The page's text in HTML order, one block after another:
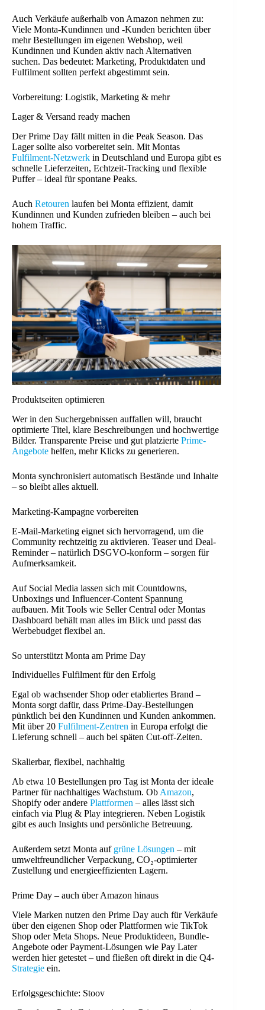
Auch Verkäufe außerhalb von Amazon nehmen zu:
Viele Monta-Kundinnen und -Kunden berichten über
mehr Bestellungen im eigenen Webshop, weil
Kundinnen und Kunden aktiv nach Alternativen
suchen. Das bedeutet: Marketing, Produktdaten und
Fulfilment sollten perfekt abgestimmt sein.
Vorbereitung: Logistik, Marketing & mehr
Lager & Versand ready machen
Der Prime Day fällt mitten in die Peak Season. Das
Lager sollte also vorbereitet sein. Mit Montas
Fulfilment-Netzwerk in Deutschland und Europa gibt es
schnelle Lieferzeiten, Echtzeit-Tracking und flexible
Puffer – ideal für spontane Peaks.
Auch Retouren laufen bei Monta effizient, damit
Kundinnen und Kunden zufrieden bleiben – auch bei
hohem Traffic.
Produktseiten optimieren
Wer in den Suchergebnissen auffallen will, braucht
optimierte Titel, klare Beschreibungen und hochwertige
Bilder. Transparente Preise und gut platzierte Prime-
Angebote helfen, mehr Klicks zu generieren.
Monta synchronisiert automatisch Bestände und Inhalte
– so bleibt alles aktuell.
Marketing-Kampagne vorbereiten
E-Mail-Marketing eignet sich hervorragend, um die
Community rechtzeitig zu aktivieren. Teaser und Deal-
Reminder – natürlich DSGVO-konform – sorgen für
Aufmerksamkeit.
Auf Social Media lassen sich mit Countdowns,
Unboxings und Influencer-Content Spannung
aufbauen. Mit Tools wie Seller Central oder Montas
Dashboard behält man alles im Blick und passt das
Werbebudget flexibel an.
So unterstützt Monta am Prime Day
Individuelles Fulfilment für den Erfolg
Egal ob wachsender Shop oder etabliertes Brand –
Monta sorgt dafür, dass Prime-Day-Bestellungen
pünktlich bei den Kundinnen und Kunden ankommen.
Mit über 20 Fulfilment-Zentren in Europa erfolgt die
Lieferung schnell – auch bei späten Cut-off-Zeiten.
Skalierbar, flexibel, nachhaltig
Ab etwa 10 Bestellungen pro Tag ist Monta der ideale
Partner für nachhaltiges Wachstum. Ob Amazon,
Shopify oder andere Plattformen – alles lässt sich
einfach via Plug & Play integrieren. Neben Logistik
gibt es auch Insights und persönliche Betreuung.
Außerdem setzt Monta auf grüne Lösungen – mit
umweltfreundlicher Verpackung, CO₂-optimierter
Zustellung und energieeffizienten Lagern.
Prime Day – auch über Amazon hinaus
Viele Marken nutzen den Prime Day auch für Verkäufe
über den eigenen Shop oder Plattformen wie TikTok
Shop oder Meta Shops. Neue Produktideen, Bundle-
Angebote oder Payment-Lösungen wie Pay Later
werden hier getestet – und fließen oft direkt in die Q4-
Strategie ein.
Erfolgsgeschichte: Stoov